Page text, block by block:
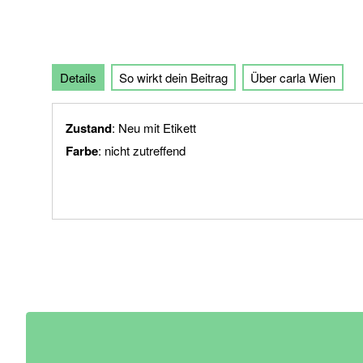
springen
Details
Zustand: Neu mit Etikett
Farbe: nicht zutreffend
So wirkt dein Beitrag Über carla Wien